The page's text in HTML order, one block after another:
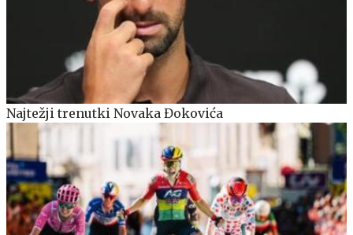
Najtežji trenutki Novaka Đokovića